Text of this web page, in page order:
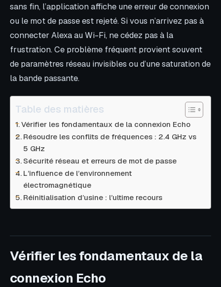
sans fin, l’application affiche une erreur de connexion
ou le mot de passe est rejeté. Si vous n’arrivez pas à
connecter Alexa au Wi-Fi, ne cédez pas à la
frustration. Ce problème fréquent provient souvent
de paramètres réseau invisibles ou d’une saturation de
la bande passante.
Table des matières
Vérifier les fondamentaux de la connexion Echo
Résoudre les conflits de fréquences : 2.4 GHz vs
5 GHz
Sécurité réseau et erreurs de mot de passe
L’influence de l’environnement
électromagnétique
Réinitialisation d’usine : l’ultime recours
Vérifier les fondamentaux de la
connexion Echo